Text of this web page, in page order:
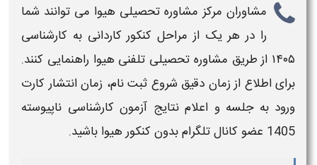
مشاوران مرکز مشاوره تحصیلی هیوا می توانند شما
را در هر یک از مراحل کنکور کاردانی به کارشناسی
۱۴۰۵ از طریق مشاوره تحصیلی تلفنی هیوا راهنمایی کنند.
برای اطلاع از زمان دقیق شروع ثبت نام، زمان انتشار کارت
ورود به جلسه و اعلامنتایج آزمون کارشناسی ناپیوسته
1405 عضو کانال تلگرام بدون کنکور هیوا باشید.